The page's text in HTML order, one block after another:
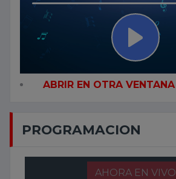
ABRIR EN OTRA VENTANA
PROGRAMACION
AHORA EN VIVO